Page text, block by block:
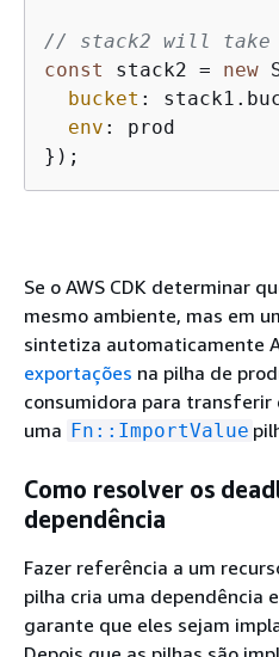
// stack2 will take
const
stack2 = new
bucket :
env : prod
});
Se o AWS CDK determinar
mesmo ambiente, mas em
sintetiza automaticamente
exportações na pilha de
consumidora para transferir
uma Fn::ImportValue
Como resolver os
dependência
Fazer referência a um
pilha cria uma dependência
garante que eles sejam